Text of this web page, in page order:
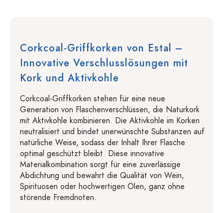
Corkcoal-Griffkorken von Estal –
Innovative Verschlusslösungen mit
Kork und Aktivkohle
Corkcoal-Griffkorken stehen für eine neue
Generation von Flaschenverschlüssen, die Naturkork
mit Aktivkohle kombinieren. Die Aktivkohle im Korken
neutralisiert und bindet unerwünschte Substanzen auf
natürliche Weise, sodass der Inhalt Ihrer Flasche
optimal geschützt bleibt. Diese innovative
Materialkombination sorgt für eine zuverlässige
Abdichtung und bewahrt die Qualität von Wein,
Spirituosen oder hochwertigen Ölen, ganz ohne
störende Fremdnoten.